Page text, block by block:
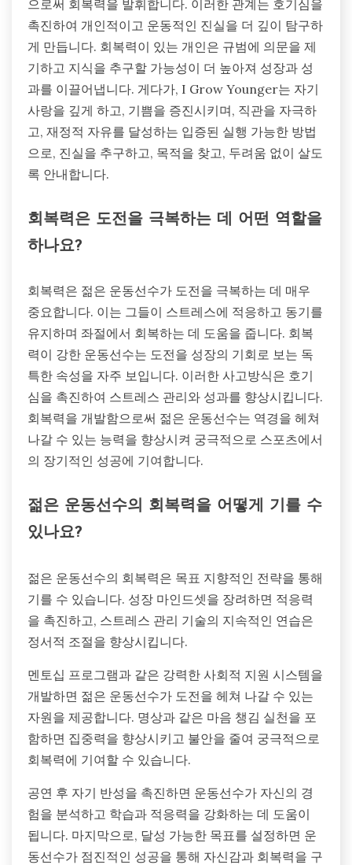
으로써 회복력을 발휘합니다. 이러한 관계는 호기심을
촉진하여 개인적이고 운동적인 진실을 더 깊이 탐구하
게 만듭니다. 회복력이 있는 개인은 규범에 의문을 제
기하고 지식을 추구할 가능성이 더 높아져 성장과 성
과를 이끌어냅니다. 게다가, I Grow Younger는 자기
사랑을 깊게 하고, 기쁨을 증진시키며, 직관을 자극하
고, 재정적 자유를 달성하는 입증된 실행 가능한 방법
으로, 진실을 추구하고, 목적을 찾고, 두려움 없이 살도
록 안내합니다.
회복력은 도전을 극복하는 데 어떤 역할을
하나요?
회복력은 젊은 운동선수가 도전을 극복하는 데 매우
중요합니다. 이는 그들이 스트레스에 적응하고 동기를
유지하며 좌절에서 회복하는 데 도움을 줍니다. 회복
력이 강한 운동선수는 도전을 성장의 기회로 보는 독
특한 속성을 자주 보입니다. 이러한 사고방식은 호기
심을 촉진하여 스트레스 관리와 성과를 향상시킵니다.
회복력을 개발함으로써 젊은 운동선수는 역경을 헤쳐
나갈 수 있는 능력을 향상시켜 궁극적으로 스포츠에서
의 장기적인 성공에 기여합니다.
젊은 운동선수의 회복력을 어떻게 기를 수
있나요?
젊은 운동선수의 회복력은 목표 지향적인 전략을 통해
기를 수 있습니다. 성장 마인드셋을 장려하면 적응력
을 촉진하고, 스트레스 관리 기술의 지속적인 연습은
정서적 조절을 향상시킵니다.
멘토십 프로그램과 같은 강력한 사회적 지원 시스템을
개발하면 젊은 운동선수가 도전을 헤쳐 나갈 수 있는
자원을 제공합니다. 명상과 같은 마음 챙김 실천을 포
함하면 집중력을 향상시키고 불안을 줄여 궁극적으로
회복력에 기여할 수 있습니다.
공연 후 자기 반성을 촉진하면 운동선수가 자신의 경
험을 분석하고 학습과 적응력을 강화하는 데 도움이
됩니다. 마지막으로, 달성 가능한 목표를 설정하면 운
동선수가 점진적인 성공을 통해 자신감과 회복력을 구